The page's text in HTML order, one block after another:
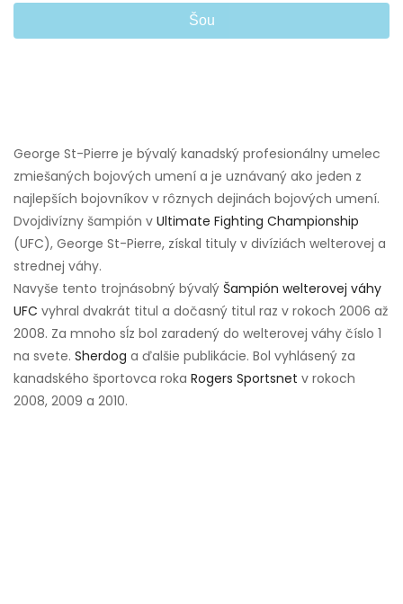
Šou
George St-Pierre je bývalý kanadský profesionálny umelec
zmiešaných bojových umení a je uznávaný ako jeden z
najlepších bojovníkov v rôznych dejinách bojových umení.
Dvojdivízny šampión v Ultimate Fighting Championship
(UFC), George St-Pierre, získal tituly v divíziách welterovej a
strednej váhy.
Navyše tento trojnásobný bývalý Šampión welterovej váhy
UFC vyhral dvakrát titul a dočasný titul raz v rokoch 2006 až
2008. Za mnoho sĺz bol zaradený do welterovej váhy číslo 1
na svete. Sherdog a ďalšie publikácie. Bol vyhlásený za
kanadského športovca roka Rogers Sportsnet v rokoch
2008, 2009 a 2010.